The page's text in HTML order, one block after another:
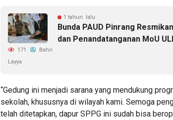
1 tahun lalu
Bunda PAUD Pinrang
dan Penandatanganan MoU
171
Bahri
Layya
“Gedung ini menjadi sarana yang mendukung
sekolah, khususnya di wilayah kami. Semoga
telah ditetapkan, dapur SPPG ini sudah bisa